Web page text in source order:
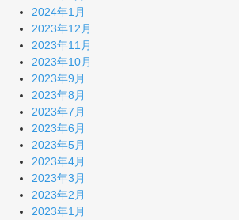
2024年1月
2023年12月
2023年11月
2023年10月
2023年9月
2023年8月
2023年7月
2023年6月
2023年5月
2023年4月
2023年3月
2023年2月
2023年1月